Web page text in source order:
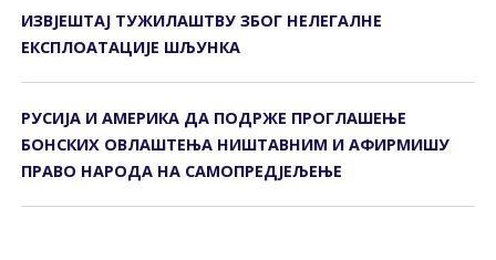
ИЗВЈЕШТАЈ ТУЖИЛАШТВУ ЗБОГ НЕЛЕГАЛНЕ
ЕКСПЛОАТАЦИЈЕ ШЉУНКА
РУСИЈА И АМЕРИКА ДА ПОДРЖЕ ПРОГЛАШЕЊЕ
БОНСКИХ ОВЛАШТЕЊА НИШТАВНИМ И АФИРМИШУ
ПРАВО НАРОДА НА САМОПРЕДЈЕЉЕЊЕ